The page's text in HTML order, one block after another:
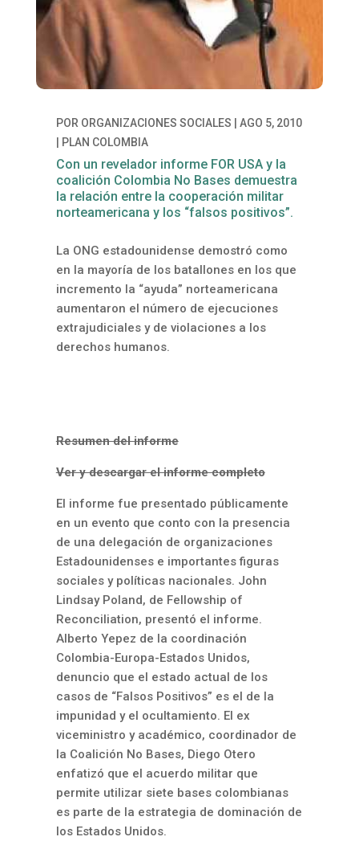
POR ORGANIZACIONES SOCIALES
AGO 5, 2010
PLAN COLOMBIA
Con un revelador informe FOR USA y la
coalición Colombia No Bases demuestra
la relación entre la cooperación militar
norteamericana y los “falsos positivos”.
La ONG estadounidense demostró como
en la mayoría de los batallones en los que
incremento la “ayuda” norteamericana
aumentaron el número de ejecuciones
extrajudiciales y de violaciones a los
derechos humanos.
Resumen del informe
Ver y descargar el informe completo
El informe fue presentado públicamente
en un evento que conto con la presencia
de una delegación de organizaciones
Estadounidenses e importantes figuras
sociales y políticas nacionales. John
Lindsay Poland, de Fellowship of
Reconciliation, presentó el informe.
Alberto Yepez de la coordinación
Colombia-Europa-Estados Unidos,
denuncio que el estado actual de los
casos de “Falsos Positivos” es el de la
impunidad y el ocultamiento. El ex
viceministro y académico, coordinador de
la Coalición No Bases, Diego Otero
enfatizó que el acuerdo militar que
permite utilizar siete bases colombianas
es parte de la estrategia de dominación de
los Estados Unidos.